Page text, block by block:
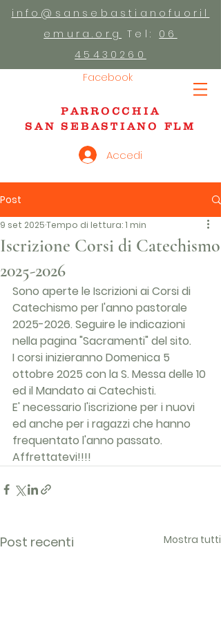
info@sansebastianofuoril
emura.org
Tel: 06
45430260
PARROCCHIA
SAN SEBASTIANO FLM
Facebook
Accedi
Post
Iscrizione Corsi di Catechismo
2025-2026
9 set 2025Tempo di lettura: 1 min
Sono aperte le Iscrizioni ai Corsi di
Catechismo per l'anno pastorale
2025-2026. Seguire le indicazioni
nella pagina "Sacramenti" del sito.
I corsi inizieranno Domenica 5
ottobre 2025 con la S. Messa delle 10
ed il Mandato ai Catechisti.
E' necessario l'iscrizione per i nuovi
ed anche per i ragazzi che hanno
frequentato l'anno passato.
Affrettatevi!!!!
Post recenti Mostra tutti